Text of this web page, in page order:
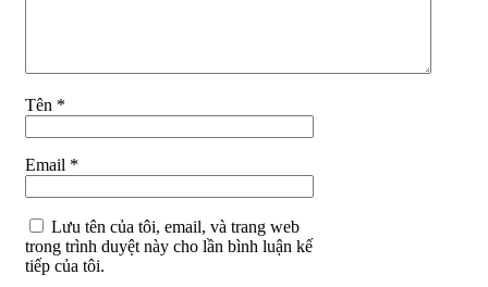
Tên *
Email *
Lưu tên của tôi, email, và trang web
trong trình duyệt này cho lần bình luận kế
tiếp của tôi.